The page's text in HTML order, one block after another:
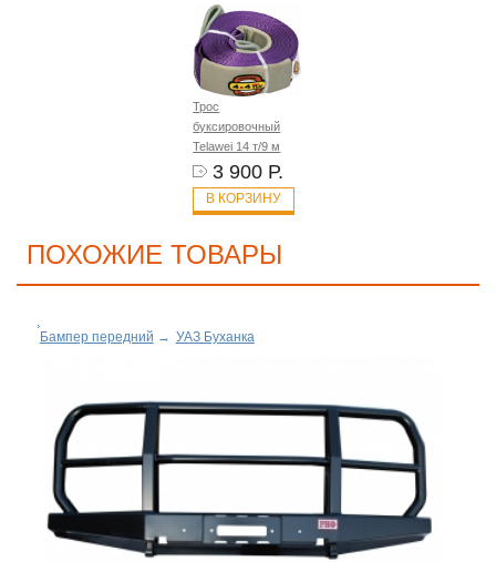
Трос
буксировочный
Telawei 14 т/9 м
3 900 Р.
В КОРЗИНУ
ПОХОЖИЕ ТОВАРЫ
Бампер передний → УАЗ Буханка